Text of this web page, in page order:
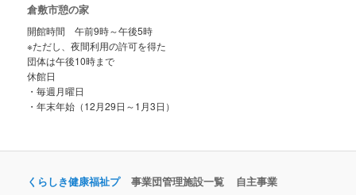
倉敷市憩の家
開館時間 午前9時～午後5時
※ただし、夜間利用の許可を得た
団体は午後10時まで
休館日
・毎週月曜日
・年末年始（12月29日～1月3日）
くらしき健康福祉プ
事業団管理施設一覧
自主事業